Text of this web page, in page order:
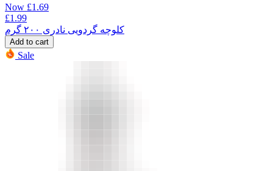
Now £1.69
£1.99
کلوچه گردویی نادری ۲۰۰ گرم
Add to cart
Sale